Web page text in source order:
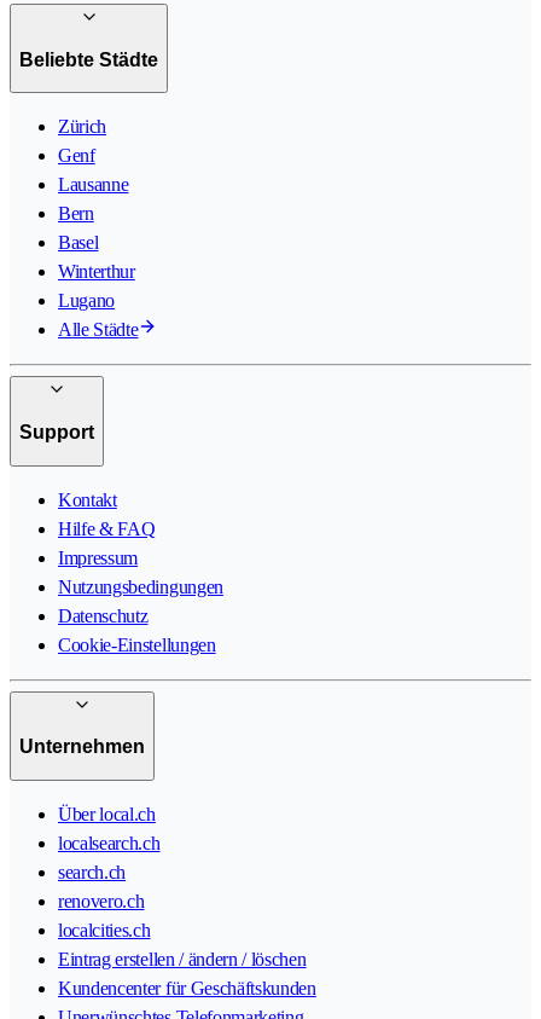
Beliebte Städte
Zürich
Genf
Lausanne
Bern
Basel
Winterthur
Lugano
Alle Städte
Support
Kontakt
Hilfe & FAQ
Impressum
Nutzungsbedingungen
Datenschutz
Cookie-Einstellungen
Unternehmen
Über local.ch
localsearch.ch
search.ch
renovero.ch
localcities.ch
Eintrag erstellen / ändern / löschen
Kundencenter für Geschäftskunden